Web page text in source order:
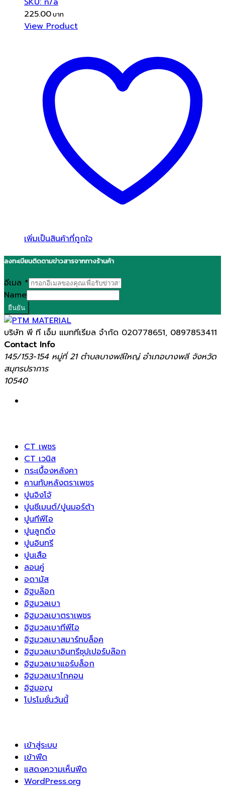
225.00
View Product
เพิ่มเป็นสินค้าที่ถูกใจ
ลงทะเบียนติดตามข่าวสารจากทางร้านค้า
อีเมล *
Name
ยืนยัน
บริษัท พี ที เอ็ม แมททีเรียล จำกัด 020778651, 0897853411
Contact Info
145/153-154 หมู่ที่ 21 ตำบลบางพลีใหญ่ อำเภอบางพลี จังหวัด
สมุทรปราการ
10540
CT เพชร
CT เวนิส
กระเบื้องหลังคา
คานทับหลังตราเพชร
ปูนจิงโจ้
ปูนซีเมนต์/ปูนมอร์ต้า
ปูนทีพีไอ
ปูนลูกดิ่ง
ปูนอินทรี
ปูนเสือ
ลอนคู่
อดามัส
อิฐบล๊อก
อิฐมวลเบา
อิฐมวลเบาตราเพชร
อิฐมวลเบาทีพีไอ
อิฐมวลเบาสมาร์ทบล็อค
อิฐมวลเบาอินทรีซุปเปอร์บล๊อก
อิฐมวลเบาแอร์บล็อก
อิฐมวลเบาไทคอน
อิฐมอญ
โปรโมชั่นวันนี้
เข้าสู่ระบบ
เข้าฟีด
แสดงความเห็นฟีด
WordPress.org